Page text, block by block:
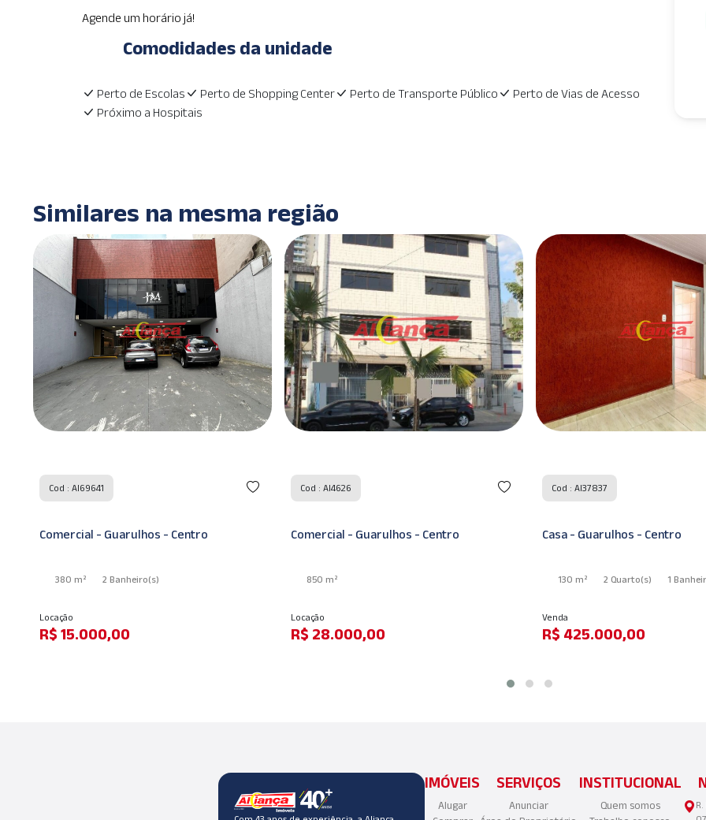
Agende um horário já!
Comodidades da unidade
Perto de Escolas Perto de Shopping Center Perto de Transporte Público
Perto de Vias de Acesso
Próximo a Hospitais
Similares na mesma região
Cod : AI4626
Comercial - Guarulhos - Centro
850 m²
Locação
R$ 28.000,00
Cod : AI37837
Casa - Guarulhos - Centro
130 m²
Venda
R$ 425.000,00
Cod : AI70127
Apartamento - Guarulhos -
40 m² 2 Quarto(s) 1
Locação
R$ 2.000,00
IMÓVEIS
Alugar
SERVIÇOS
Anunciar
INSTITUCIONAL
Quem somos